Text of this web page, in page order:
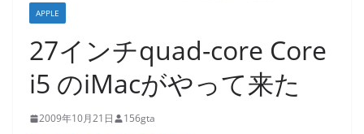
APPLE
27インチquad-core Core
i5 のiMacがやって来た
2009年10月21日 156gta